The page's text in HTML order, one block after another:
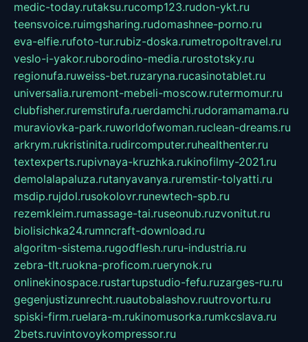
medic-today.rutaksu.rucomp123.rudon-ykt.ru
teensvoice.ruimgsharing.rudomashnee-porno.ru
eva-elfie.rufoto-tur.rubiz-doska.rumetropoltravel.ru
veslo-i-yakor.ruborodino-media.rurostotsky.ru
regionufa.ruweiss-bet.ruzaryna.rucasinotablet.ru
universalia.ruremont-mebeli-moscow.rutermomur.ru
clubfisher.ruremstirufa.ruerdamchi.rudoramamama.ru
muraviovka-park.ruworldofwoman.ruclean-dreams.ru
arkrym.rukristinita.rudircomputer.ruhealthenter.ru
textexperts.rupivnaya-kruzhka.rukinofilmy-2021.ru
demolalapaluza.rutanyavanya.ruremstir-tolyatti.ru
msdip.rujdol.rusokolovr.runewtech-spb.ru
rezemkleim.rumassage-tai.ruseonub.ruzvonitut.ru
biolisichka24.rumncraft-download.ru
algoritm-sistema.rugodflesh.ruru-industria.ru
zebra-tlt.ruokna-proficom.ruerynok.ru
onlinekinospace.rustartupstudio-fefu.ruzarges-ru.ru
gegenjustizunrecht.ruautobalashov.ruutrovortu.ru
spiski-firm.ruelara-m.rukinomusorka.rumkcslava.ru
2bets.ruvintovoykompressor.ru